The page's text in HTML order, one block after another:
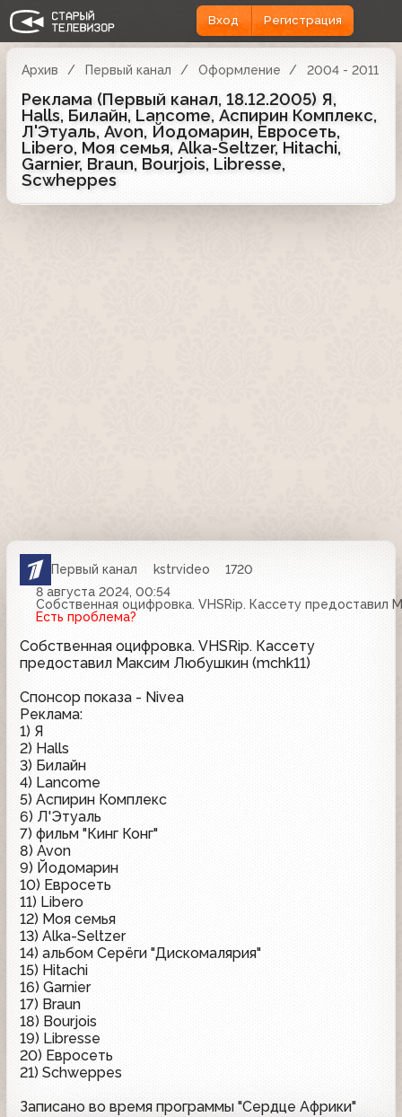
Вход Регистрация
Архив Первый канал Оформление 2004 - 2011
Реклама (Первый канал, 18.12.2005) Я,
Halls, Билайн, Lancome, Аспирин Комплекс,
Л'Этуаль, Avon, Йодомарин, Евросеть,
Libero, Моя семья, Alka-Seltzer, Hitachi,
Garnier, Braun, Bourjois, Libresse,
Scwheppes
Первый канал kstrvideo
1720
8 августа 2024, 00:54
Собственная оцифровка. VHSRip. Кассету предоставил
Есть проблема?
Собственная оцифровка. VHSRip. Кассету
предоставил Максим Любушкин (mchk11)
Спонсор показа - Nivea
Реклама:
1) Я
2) Halls
3) Билайн
4) Lancome
5) Аспирин Комплекс
6) Л'Этуаль
7) фильм "Кинг Конг"
8) Avon
9) Йодомарин
10) Евросеть
11) Libero
12) Моя семья
13) Alka-Seltzer
14) альбом Серёги "Дискомалярия"
15) Hitachi
16) Garnier
17) Braun
18) Bourjois
19) Libresse
20) Евросеть
21) Schweppes
Записано во время программы "Сердце Африки"